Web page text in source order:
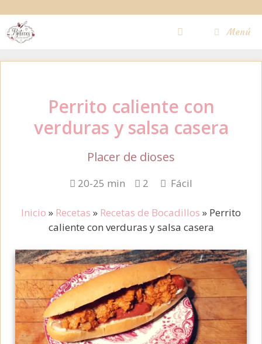
contenido
Menú
Perrito caliente con
verduras y salsa casera
Placer de dioses
20-25 min 2 Fácil
Inicio » Recetas » Recetas de Bocadillos » Perrito
caliente con verduras y salsa casera